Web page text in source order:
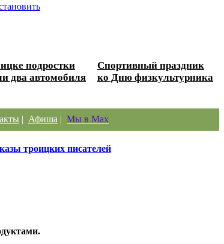
подростки
два автомобиля
Спортивный праздник
ко Дню физкультурника
| Афиша | Мы в Max
троицких писателей